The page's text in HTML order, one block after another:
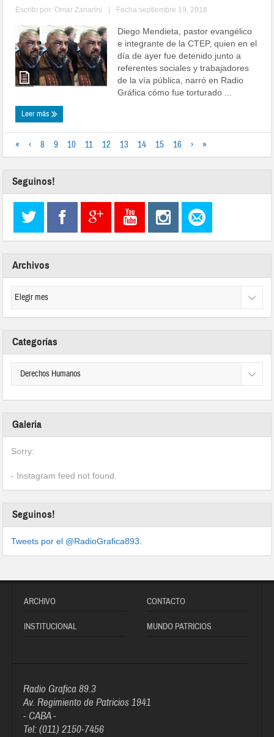
Escrito por:Omar Zanarini Fecha:septiembre 19, 2018
Diego Mendieta, pastor evangélico
e integrante de la CTEP, quien en el
día de ayer fue detenido junto a
referentes sociales y trabajadores
de la vía pública, narró en Radio
Gráfica cómo fue torturado ...
Leer más
« ‹ 8 9 10 11 12 13 14 15 16 › »
Seguinos!
Archivos
Categorías
Galeria
Sorry:
- Instagram feed not found.
Seguinos!
Tweets por el @RadioGrafica893.
ARCHIVO CONTACTO
INSTITUCIONAL MUNDO PATRICIOS
Radio Grafica 89.3
Av. Regimiento de Patricios 1941
- CABA -
Tel: (011) 2150-7456